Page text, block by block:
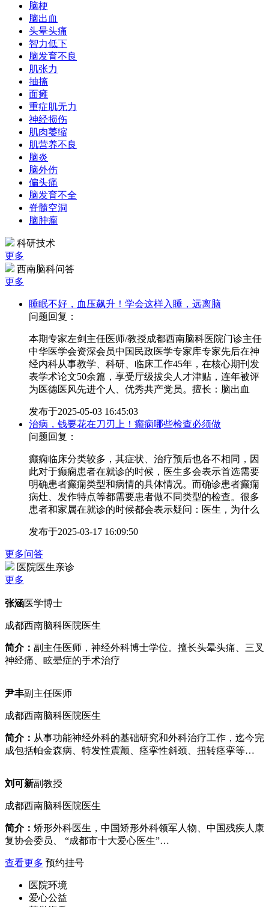
脑梗
脑出血
头晕头痛
智力低下
脑发育不良
肌张力
抽搐
面瘫
重症肌无力
神经损伤
肌肉萎缩
肌营养不良
脑炎
脑外伤
偏头痛
脑发育不全
脊髓空洞
脑肿瘤
科研技术
更多
西南脑科问答
更多
睡眠不好，血压飙升！学会这样入睡，远离脑
问题回复：
本期专家左剑主任医师/教授成都西南脑科医院门诊主任
中华医学会资深会员中国民政医学专家库专家先后在神
经内科从事教学、科研、临床工作45年，在核心期刊发
表学术论文50余篇，享受厅级拔尖人才津贴，连年被评
为医德医风先进个人、优秀共产党员。擅长：脑出血
发布于2025-05-03 16:45:03
治病，钱要花在刀刃上！癫痫哪些检查必须做
问题回复：
癫痫临床分类较多，其症状、治疗预后也各不相同，因
此对于癫痫患者在就诊的时候，医生多会表示首选需要
明确患者癫痫类型和病情的具体情况。而确诊患者癫痫
病灶、发作特点等都需要患者做不同类型的检查。很多
患者和家属在就诊的时候都会表示疑问：医生，为什么
发布于2025-03-17 16:09:50
更多问答
医院医生亲诊
更多
张涵医学博士
成都西南脑科医院医生
简介： 副主任医师，神经外科博士学位。擅长头晕头痛、三叉
神经痛、眩晕症的手术治疗
尹丰副主任医师
成都西南脑科医院医生
简介： 从事功能神经外科的基础研究和外科治疗工作，迄今完
成包括帕金森病、特发性震颤、痉挛性斜颈、扭转痉挛等…
刘可新副教授
成都西南脑科医院医生
简介： 矫形外科医生，中国矫形外科领军人物、中国残疾人康
复协会委员、 “成都市十大爱心医生”…
查看更多 预约挂号
医院环境
爱心公益